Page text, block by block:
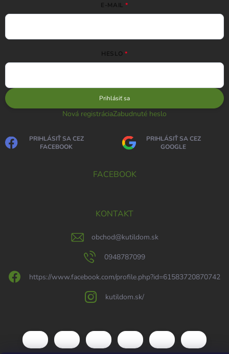
E-MAIL
HESLO
Prihlásiť sa
Nová registráciaZabudnuté heslo
PRIHLÁSIŤ SA CEZ
FACEBOOK
PRIHLÁSIŤ SA CEZ
GOOGLE
FACEBOOK
KONTAKT
obchod@kutildom.sk
0948787099
https://www.facebook.com/profile.php?id=61583720870742
kutildom.sk/